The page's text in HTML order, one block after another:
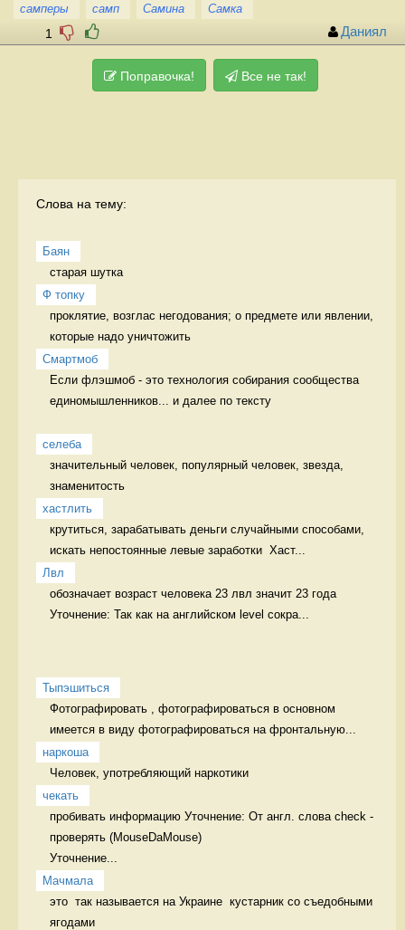
самперы
самп Самина Самка
1 Даниял
Поправочка! Все не так!
Слова на тему:
Баян
старая шутка
Ф топку
проклятие, возглас негодования; о предмете или явлении,
которые надо уничтожить
Смартмоб
Если флэшмоб - это технология собирания сообщества
единомышленников... и далее по тексту
селеба
значительный человек, популярный человек, звезда,
знаменитость
хастлить
крутиться, зарабатывать деньги случайными способами,
искать непостоянные левые заработки  Хаст...
Лвл
обозначает возраст человека 23 лвл значит 23 года
Уточнение: Так как на английском level сокра...
Тыпэшиться
Фотографировать , фотографироваться в основном
имеется в виду фотографироваться на фронтальную...
наркоша
Человек, употребляющий наркотики
чекать
пробивать информацию Уточнение: От англ. слова check -
проверять (MouseDaMouse)
Уточнение...
Мачмала
это  так называется на Украине  кустарник со съедобными
ягодами